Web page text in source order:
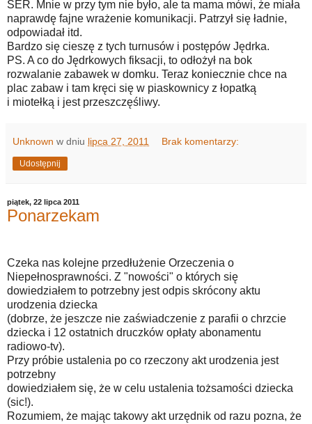
SER. Mnie w przy tym nie było, ale ta mama mówi, że miała
naprawdę fajne wrażenie komunikacji. Patrzył się ładnie,
odpowiadał itd.
Bardzo się cieszę z tych turnusów i postępów Jędrka.
PS. A co do Jędrkowych fiksacji, to odłożył na bok
rozwalanie zabawek w domku. Teraz koniecznie chce na
plac zabaw i tam kręci się w piaskownicy z łopatką
i miotełką i jest przeszczęśliwy.
Unknown w dniu lipca 27, 2011 Brak komentarzy:
Udostępnij
piątek, 22 lipca 2011
Ponarzekam
Czeka nas kolejne przedłużenie Orzeczenia o
Niepełnosprawności. Z "nowości" o których się
dowiedziałem to potrzebny jest odpis skrócony aktu
urodzenia dziecka
(dobrze, że jeszcze nie zaświadczenie z parafii o chrzcie
dziecka i 12 ostatnich druczków opłaty abonamentu
radiowo-tv).
Przy próbie ustalenia po co rzeczony akt urodzenia jest
potrzebny
dowiedziałem się, że w celu ustalenia tożsamości dziecka
(sic!).
Rozumiem, że mając takowy akt urzędnik od razu pozna, że